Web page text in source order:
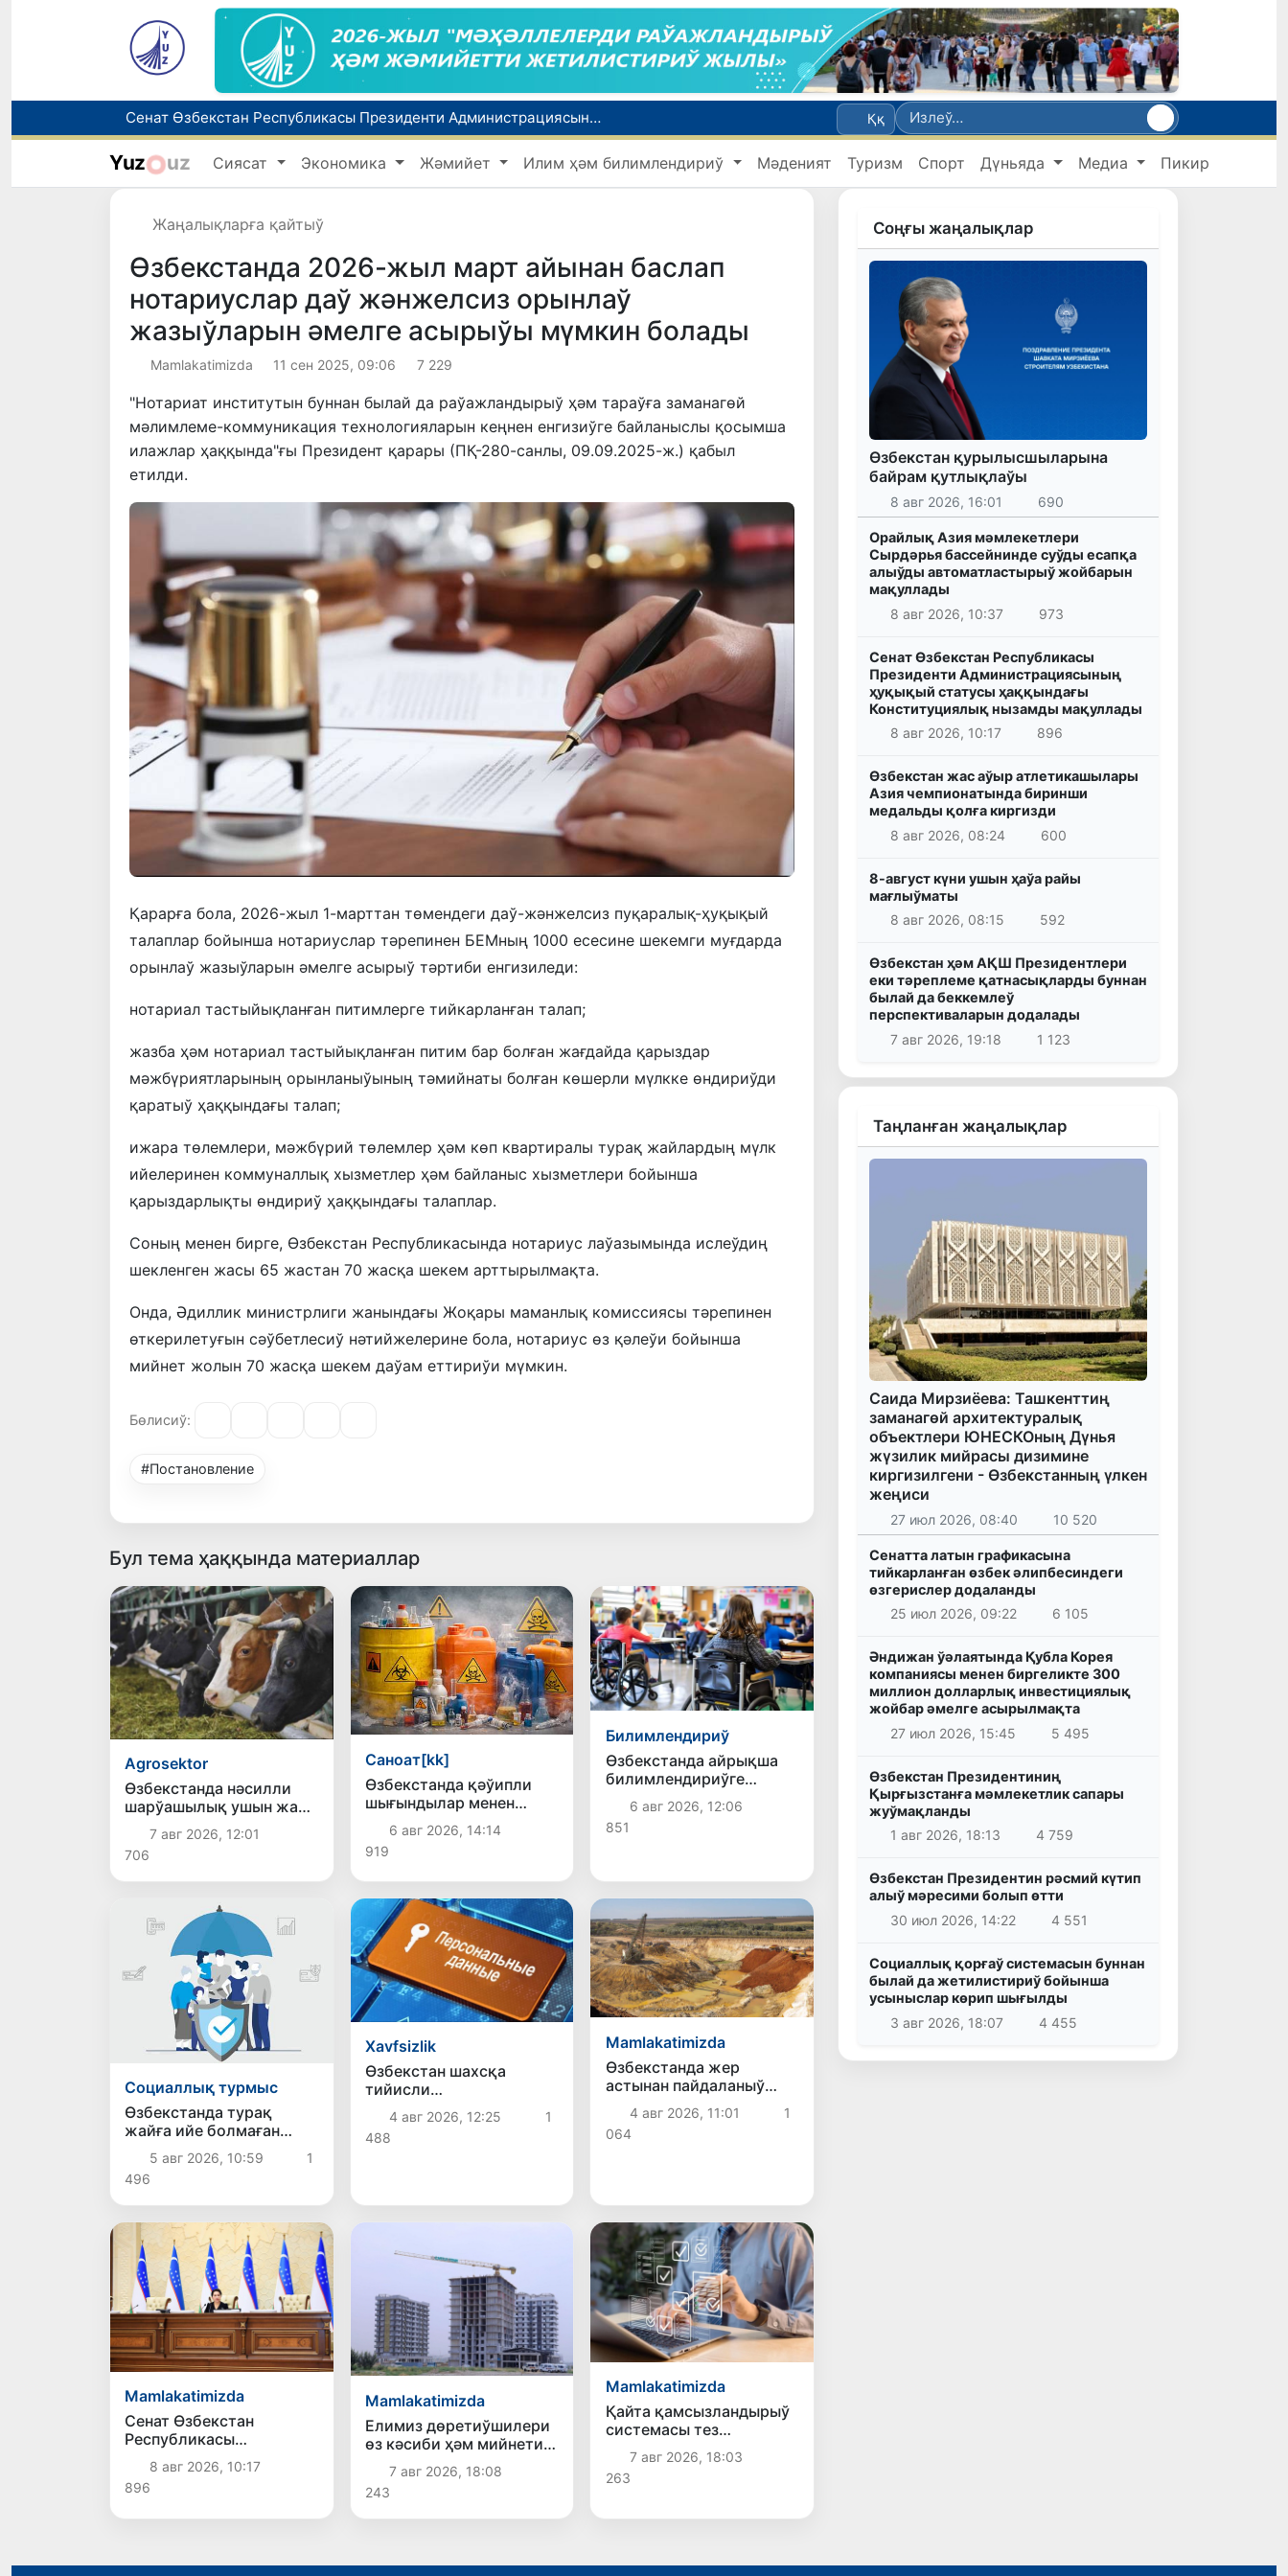
Сенат Өзбекстан Республикасы Президенти Администрациясының ҳуқықый статусы ҳаққындағы Конституциялық нызамды мақуллады
Өзбекстан жас аўыр атлетикашылары Азия чемпионатында биринши медальды қолға киргизди
8-август күни ушын ҳаўа райы мағлыўматы
Ққ
Yuz uz Сиясат Экономика Жәмийет Илим ҳәм билимлендириў Мәденият Туризм Спорт Дүньяда Медиа Пикир
Жаңалықларға қайтыў
Өзбекстанда 2026-жыл март айынан баслап
нотариуслар даў жәнжелсиз орынлаў
жазыўларын әмелге асырыўы мүмкин болады
Mamlakatimizda 11 сен 2025, 09:06 7 229
"Нотариат институтын буннан былай да раўажландырыў ҳәм тараўға заманагөй
мәлимлеме-коммуникация технологияларын кеңнен енгизиўге байланыслы қосымша
илажлар ҳаққында"ғы Президент қарары (ПҚ-280-санлы, 09.09.2025-ж.) қабыл
етилди.
Қарарға бола, 2026-жыл 1-марттан төмендеги даў-жәнжелсиз пуқаралық-ҳуқықый
талаплар бойынша нотариуслар тәрепинен БЕМның 1000 есесине шекемги муғдарда
орынлаў жазыўларын әмелге асырыў тәртиби енгизиледи:
нотариал тастыйықланған питимлерге тийкарланған талап;
жазба ҳәм нотариал тастыйықланған питим бар болған жағдайда қарыздар
мәжбүриятларының орынланыўының тәмийнаты болған көшерли мүлкке өндириўди
қаратыў ҳаққындағы талап;
ижара төлемлери, мәжбүрий төлемлер ҳәм көп квартиралы турақ жайлардың мүлк
ийелеринен коммуналлық хызметлер ҳәм байланыс хызметлери бойынша
қарыздарлықты өндириў ҳаққындағы талаплар.
Соның менен бирге, Өзбекстан Республикасында нотариус лаўазымында ислеўдиң
шекленген жасы 65 жастан 70 жасқа шекем арттырылмақта.
Онда, Әдиллик министрлиги жанындағы Жоқары маманлық комиссиясы тәрепинен
өткерилетуғын сәўбетлесиў нәтийжелерине бола, нотариус өз қәлеўи бойынша
мийнет жолын 70 жасқа шекем даўам еттириўи мүмкин.
Бөлисиў:
#Постановление
Бул тема ҳаққында материаллар
Agrosektor
Өзбекстанда нәсилли
шарўашылық ушын жаңа
субсидиялар ҳәм сервис
жәрдемлери
енгизилмекте
7 авг 2026, 12:01
706
Саноат[kk]
Өзбекстанда қәўипли
шығындылар менен
ислесиў системасы
жетилистирилмекте
6 авг 2026, 14:14
919
Билимлендириў
Өзбекстанда айрықша
билимлендириўге
мүтәжлиги болған
балалар ушын инклюзив
билимлендириў
6 авг 2026, 12:06
851
Социаллық турмыс
Өзбекстанда турақ
жайға ийе болмаған
шахсларға ўақтынша
баспана, социаллық
жәрдем ҳәм жумысқа
жайласыў имканияты
бериледи
5 авг 2026, 10:59
1
496
Xavfsizlik
Өзбекстан шахсқа
тийисли
мағлыўматларды теңдей
қорғайтуғын 49
мәмлекет дизимин
4 авг 2026, 12:25
1
488
Mamlakatimizda
Өзбекстанда жер
астынан пайдаланыў
ҳуқықын бериў тәртиби
жетилистирилмекте
4 авг 2026, 11:01
1
064
Mamlakatimizda
Сенат Өзбекстан
Республикасы
Президенти
Администрациясының
ҳуқықый статусы
8 авг 2026, 10:17
896
Mamlakatimizda
Елимиз дөретиўшилери
өз кәсиби ҳәм мийнети
менен мақтанады
7 авг 2026, 18:08
243
Mamlakatimizda
Қайта қамсызландырыў
системасы тез
раўажланып атырған
Өзбекстан экономикасы
ушын не береди?
7 авг 2026, 18:03
263
Соңғы жаңалықлар
Өзбекстан қурылысшыларына
байрам қутлықлаўы
8 авг 2026, 16:01 690
Орайлық Азия мәмлекетлери
Сырдәрья бассейнинде суўды есапқа
алыўды автоматластырыў жойбарын
мақуллады
8 авг 2026, 10:37
973
Сенат Өзбекстан Республикасы
Президенти Администрациясының
ҳуқықый статусы ҳаққындағы
Конституциялық нызамды мақуллады
8 авг 2026, 10:17
896
Өзбекстан жас аўыр атлетикашылары
Азия чемпионатында биринши
медальды қолға киргизди
8 авг 2026, 08:24
600
8-август күни ушын ҳаўа райы
мағлыўматы
8 авг 2026, 08:15
592
Өзбекстан ҳәм АҚШ Президентлери
еки тәреплеме қатнасықларды буннан
былай да беккемлеў
перспективаларын додалады
7 авг 2026, 19:18
1 123
Таңланған жаңалықлар
Саида Мирзиёева: Ташкенттиң
заманагөй архитектуралық
объектлери ЮНЕСКОның Дүнья
жүзилик мийрасы дизимине
киргизилгени - Өзбекстанның үлкен
жеңиси
27 июл 2026, 08:40 10 520
Сенатта латын графикасына
тийкарланған өзбек әлипбесиндеги
өзгерислер додаланды
25 июл 2026, 09:22
6 105
Әндижан ўәлаятында Қубла Корея
компаниясы менен биргеликте 300
миллион долларлық инвестициялық
жойбар әмелге асырылмақта
27 июл 2026, 15:45
5 495
Өзбекстан Президентиниң
Қырғызстанға мәмлекетлик сапары
жуўмақланды
1 авг 2026, 18:13
4 759
Өзбекстан Президентин рәсмий күтип
алыў мәресими болып өтти
30 июл 2026, 14:22
4 551
Социаллық қорғаў системасын буннан
былай да жетилистириў бойынша
усыныслар көрип шығылды
3 авг 2026, 18:07
4 455